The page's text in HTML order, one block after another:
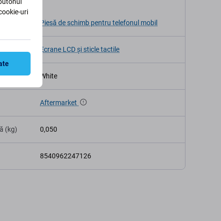
Piesă de schimb pentru telefonul mobil
Ecrane LCD și sticle tactile
White
Aftermarket
(kg) 0,050
8540962247126
uri